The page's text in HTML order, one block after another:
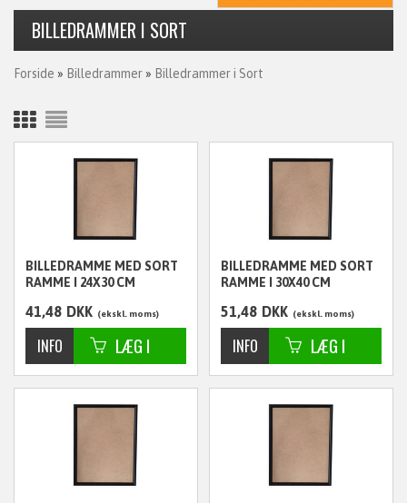
BILLEDRAMMER I SORT
Forside » Billedrammer » Billedrammer i Sort
BILLEDRAMME MED SORT
RAMME I 24X30 CM
41,48 DKK ekskl. moms
BILLEDRAMME MED SORT
RAMME I 30X40 CM
51,48 DKK ekskl. moms